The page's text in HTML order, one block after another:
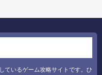
ているゲーム攻略サイトです。ひ